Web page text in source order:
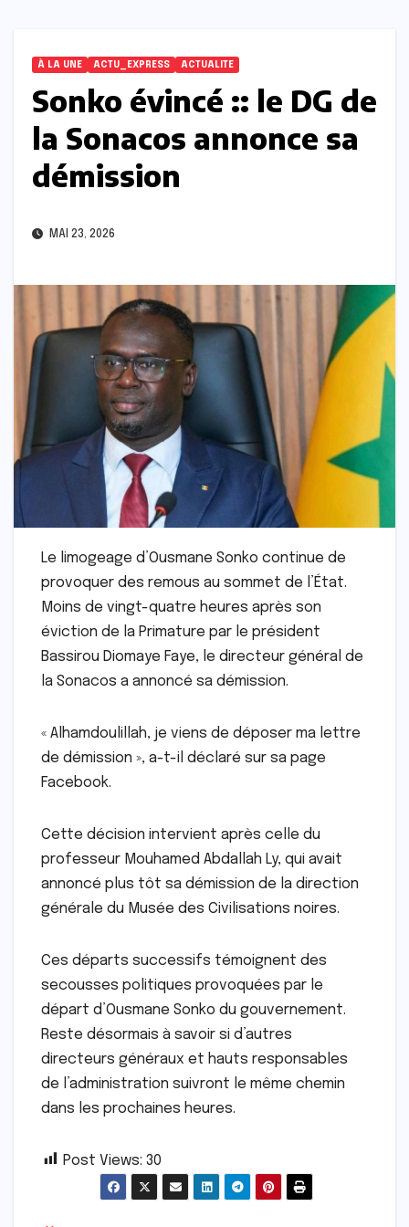
À LA UNE ACTU_EXPRESS ACTUALITE
Sonko évincé :: le DG de
la Sonacos annonce sa
démission
MAI 23, 2026
Le limogeage d’Ousmane Sonko continue de
provoquer des remous au sommet de l’État.
Moins de vingt-quatre heures après son
éviction de la Primature par le président
Bassirou Diomaye Faye, le directeur général de
la Sonacos a annoncé sa démission.
« Alhamdoulillah, je viens de déposer ma lettre
de démission », a-t-il déclaré sur sa page
Facebook.
Cette décision intervient après celle du
professeur Mouhamed Abdallah Ly, qui avait
annoncé plus tôt sa démission de la direction
générale du Musée des Civilisations noires.
Ces départs successifs témoignent des
secousses politiques provoquées par le
départ d’Ousmane Sonko du gouvernement.
Reste désormais à savoir si d’autres
directeurs généraux et hauts responsables
de l’administration suivront le même chemin
dans les prochaines heures.
Post Views: 30